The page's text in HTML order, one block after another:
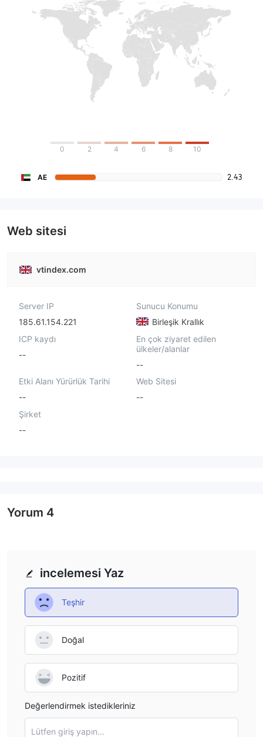
0 2 4 6 8 10
AE 2.43
Web sitesi
vtindex.com
Server IP
185.61.154.221
Sunucu Konumu
Birleşik Krallık
ICP kaydı
--
En çok ziyaret edilen
ülkeler/alanlar
--
Etki Alanı Yürürlük Tarihi
--
Web Sitesi
--
Şirket
--
incelemesi Yaz
Teşhir
Doğal
Pozitif
Değerlendirmek istedikleriniz
Lütfen giriş yapın...
Yorum 4